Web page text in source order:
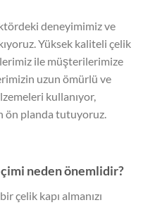
deneyimimiz ve
Yüksek kaliteli çelik
ile müşterilerimize
uzun ömürlü ve
kullanıyor,
ön planda tutuyoruz.
neden önemlidir?
çelik kapı almanızı